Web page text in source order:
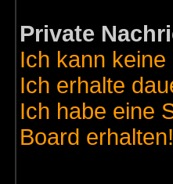
Private
Ich kann
Ich erhalte
Ich habe eine
Board erhalten!